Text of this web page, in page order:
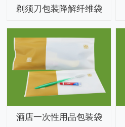
剃须刀包装降解纤维袋
酒店一次性用品包装袋